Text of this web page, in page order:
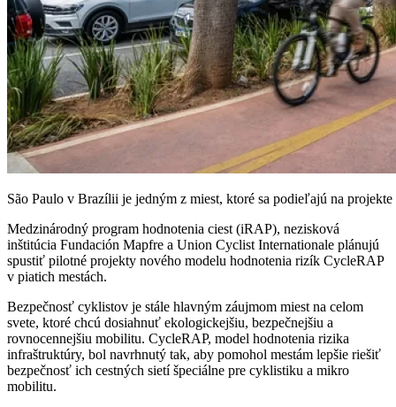
São Paulo v Brazílii je jedným z miest, ktoré sa podieľajú na projekte
Medzinárodný program hodnotenia ciest (iRAP), nezisková
inštitúcia Fundación Mapfre a Union Cyclist Internationale plánujú
spustiť pilotné projekty nového modelu hodnotenia rizík CycleRAP
v piatich mestách.
Bezpečnosť cyklistov je stále hlavným záujmom miest na celom
svete, ktoré chcú dosiahnuť ekologickejšiu, bezpečnejšiu a
rovnocennejšiu mobilitu. CycleRAP, model hodnotenia rizika
infraštruktúry, bol navrhnutý tak, aby pomohol mestám lepšie riešiť
bezpečnosť ich cestných sietí špeciálne pre cyklistiku a mikro
mobilitu.